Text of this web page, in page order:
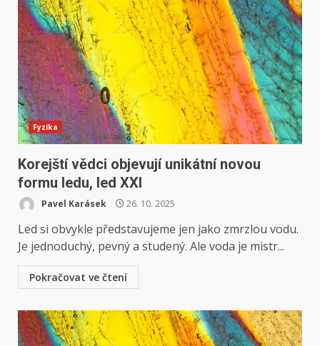
Fyzika
Korejští vědci objevují unikátní novou
formu ledu, led XXI
Pavel Karásek 26. 10. 2025
Led si obvykle představujeme jen jako zmrzlou vodu.
Je jednoduchý, pevný a studený. Ale voda je mistr...
Pokračovat ve čtení